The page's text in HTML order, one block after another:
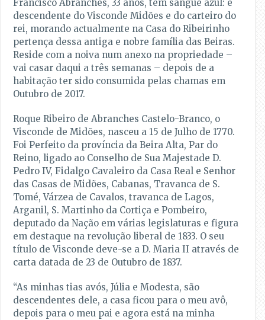
Francisco Abranches, 33 anos, tem sangue azul: é
descendente do Visconde Midões e do carteiro do
rei, morando actualmente na Casa do Ribeirinho
pertença dessa antiga e nobre família das Beiras.
Reside com a noiva num anexo na propriedade –
vai casar daqui a três semanas – depois de a
habitação ter sido consumida pelas chamas em
Outubro de 2017.
Roque Ribeiro de Abranches Castelo-Branco, o
Visconde de Midões, nasceu a 15 de Julho de 1770.
Foi Perfeito da província da Beira Alta, Par do
Reino, ligado ao Conselho de Sua Majestade D.
Pedro IV, Fidalgo Cavaleiro da Casa Real e Senhor
das Casas de Midões, Cabanas, Travanca de S.
Tomé, Várzea de Cavalos, travanca de Lagos,
Arganil, S. Martinho da Cortiça e Pombeiro,
deputado da Nação em várias legislaturas e figura
em destaque na revolução liberal de 1833. O seu
título de Visconde deve-se a D. Maria II através de
carta datada de 23 de Outubro de 1837.
“As minhas tias avós, Júlia e Modesta, são
descendentes dele, a casa ficou para o meu avô,
depois para o meu pai e agora está na minha